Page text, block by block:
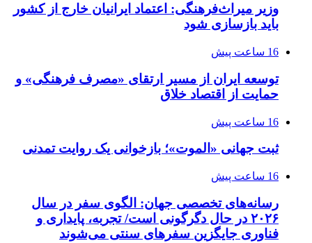
وزیر میراث‌فرهنگی: اعتماد ایرانیان خارج از کشور
باید بازسازی شود
16 ساعت پیش
توسعه ایران از مسیر ارتقای «مصرف فرهنگی» و
حمایت از اقتصاد خلاق
16 ساعت پیش
ثبت جهانی «الموت»؛ بازخوانی یک روایت تمدنی
16 ساعت پیش
رسانه‌های تخصصی جهان: الگوی سفر در سال
۲۰۲۶ در حال دگرگونی است/ تجربه، پایداری و
فناوری جایگزین سفرهای سنتی می‌شوند